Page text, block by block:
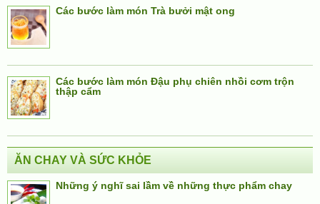
Các bước làm món Trà bưởi mật ong
Các bước làm món Đậu phụ chiên nhồi cơm trộn
thập cẩm
ĂN CHAY VÀ SỨC KHỎE
Những ý nghĩ sai lầm về những thực phẩm chay